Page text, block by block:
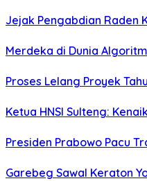
Jejak Pengabdian Raden
Merdeka di Dunia
Proses Lelang Proyek
Ketua HNSI Sulteng:
Presiden Prabowo Pacu
Garebeg Sawal Keraton